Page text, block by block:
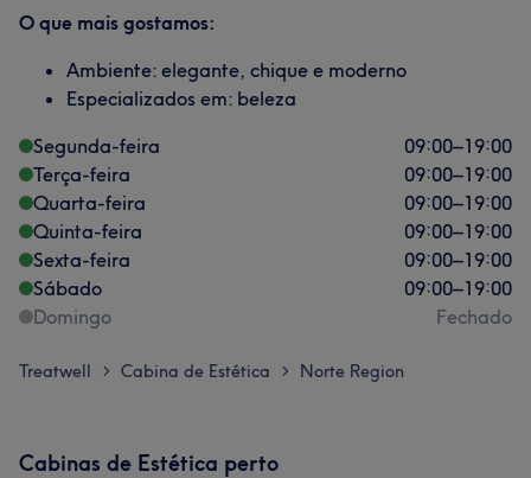
O que mais gostamos:
Ambiente: elegante, chique e moderno
Especializados em: beleza
Segunda-feira
09:00–19:00
Terça-feira
09:00–19:00
Quarta-feira
09:00–19:00
Quinta-feira
09:00–19:00
Sexta-feira
09:00–19:00
Sábado
09:00–19:00
Domingo
Fechado
Treatwell > Cabina de Estética > Norte Region
Cabinas de Estética perto